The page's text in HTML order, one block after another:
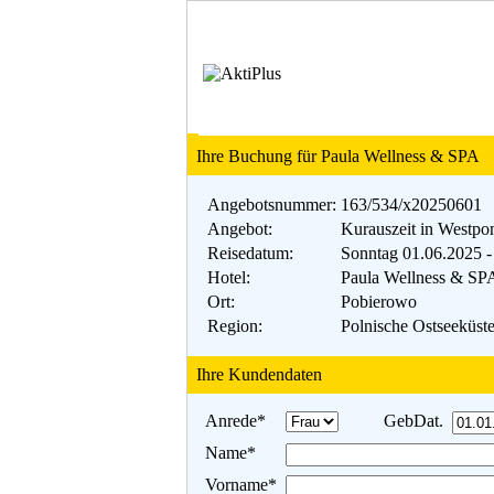
Ihre Buchung für Paula Wellness & SPA
Angebotsnummer: 163/534/x20250601
Angebot:
Kurauszeit in
Reisedatum:
Sonntag 01.06.2025
Hotel:
Paula Wellness &
Ort:
Pobierowo
Region:
Polnische Ostseeküste
Ihre Kundendaten
Anrede*
GebDat.
Name*
Vorname*